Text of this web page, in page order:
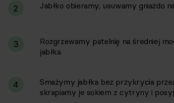
2 Jabłko obieramy, usuwamy gniazdo
3
Rozgrzewamy patelnię na średniej
jabłka.
4
Smażymy jabłka bez przykrycia
skrapiamy je sokiem z cytryny i